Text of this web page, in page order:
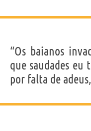
“Os baianos
que saudades eu
por falta de